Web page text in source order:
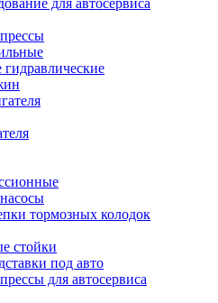
для автосервиса
тормозных колодок
стойки
под авто
для автосервиса